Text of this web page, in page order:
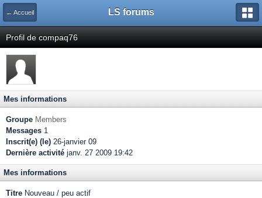
← Accueil LS forums
Profil de compaq76
Mes informations
Groupe Members
Messages 1
Inscrit(e) (le) 26-janvier 09
Dernière activité janv. 27 2009 19:42
Mes informations
Titre Nouveau / peu actif